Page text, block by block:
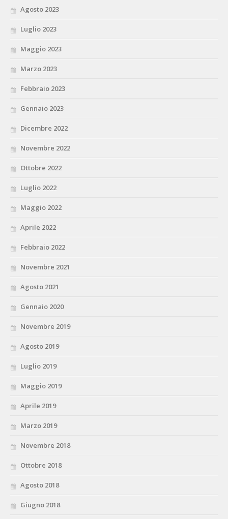
Agosto 2023
Luglio 2023
Maggio 2023
Marzo 2023
Febbraio 2023
Gennaio 2023
Dicembre 2022
Novembre 2022
Ottobre 2022
Luglio 2022
Maggio 2022
Aprile 2022
Febbraio 2022
Novembre 2021
Agosto 2021
Gennaio 2020
Novembre 2019
Agosto 2019
Luglio 2019
Maggio 2019
Aprile 2019
Marzo 2019
Novembre 2018
Ottobre 2018
Agosto 2018
Giugno 2018